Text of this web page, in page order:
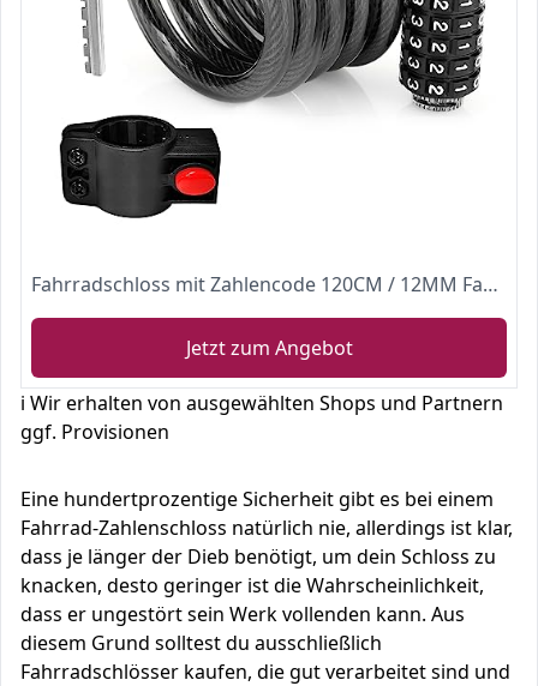
Fahrradschloss mit Zahlencode 120CM / 12MM Fahradschloß Kabelschloss Sicherheitsstufe Sehr Hoch Mit 5-Stellig Code Kombination
Jetzt zum Angebot
ℹ️ Wir erhalten von ausgewählten Shops und Partnern
ggf. Provisionen
Eine hundertprozentige Sicherheit gibt es bei einem
Fahrrad-Zahlenschloss natürlich nie, allerdings ist klar,
dass je länger der Dieb benötigt, um dein Schloss zu
knacken, desto geringer ist die Wahrscheinlichkeit,
dass er ungestört sein Werk vollenden kann. Aus
diesem Grund solltest du ausschließlich
Fahrradschlösser kaufen, die gut verarbeitet sind und